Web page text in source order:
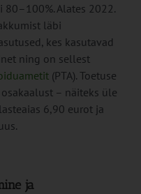
Alates 2022.
läbi
kes kasutavad
ning on sellest
(PTA). Toetuse
– näiteks üle
6,90 eurot ja
ja